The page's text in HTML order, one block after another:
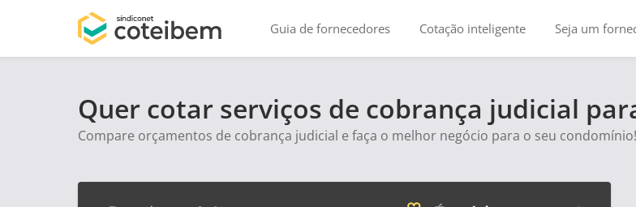
Guia de fornecedores Cotação inteligente Seja um
Quer cotar serviços de cobrança judicial
Compare orçamentos de cobrança judicial e faça o melhor negócio para o seu condomínio!